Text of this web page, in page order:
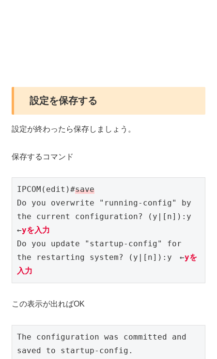
設定を保存する
設定が終わったら保存しましょう。
保存するコマンド
IPCOM(edit)#save
Do you overwrite "running-config" by
the current configuration? (y|[n]):y
←yを入力
Do you update "startup-config" for
the restarting system? (y|[n]):y　←yを
入力
この表示が出ればOK
The configuration was committed and
saved to startup-config.